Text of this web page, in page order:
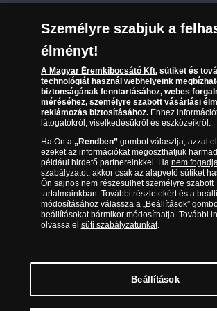
Kézbesítés
Reklamáció
Visszaküldés
Elállási űrlap
Karrier
Sütik (cookies) használata
Süti (cookies)Beállítások
Társaságunkról
Az érmék és érmek ára és értéke
Gyakran ismételt kérdések
Adatkezelés
06 80 888 889
(díjmentesen hívható hétfőtől csütörtökig
óra között, péntekenként 9.00 és 15.00
Magyar Éremkibocsátó Kft. 1134 Budapest, Váci út 33.
957944, Adószám: 23275395-2-41 A Társaság a
Személyre szabjuk a
élményt!
A Magyar Éremkibocsátó Kft.sütiket és
technológiát használ webhelyeink
biztonságának fenntartásához, webes
méréséhez, személyre szabott vásárlási
reklámozás biztosításához.Ehhez
látogatókról, viselkedésükről és eszközeikről.
Ha Ön a „Rendben”gombot választja, azzal
ezeket az információkat megoszthatjuk
például hirdető partnereinkkel. Ha nem
szabályzatot, akkor csak az alapvető sütiket
Ön sajnos nem részesülhet személyre szabott
tartalmainkban. További részletekért és a
módosításához válassza a „Beállítások”
beállításokat bármikor módosíthatja. További
olvassa el süti szabályzatunkat.
Beállítások